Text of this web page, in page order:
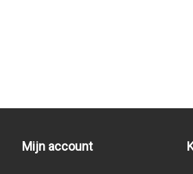
Mijn account